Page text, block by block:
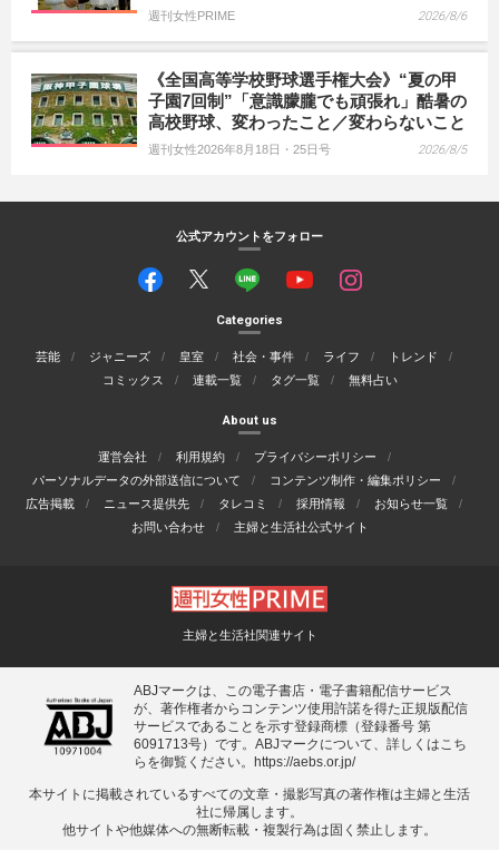
週刊女性PRIME 2026/8/6
《全国高等学校野球選手権大会》“夏の甲
子園7回制”「意識朦朧でも頑張れ」酷暑の
高校野球、変わったこと／変わらないこと
週刊女性2026年8月18日・25日号 2026/8/5
公式アカウントをフォロー
Categories
芸能 ジャニーズ 皇室 社会・事件 ライフ
トレンド
コミックス
連載一覧 タグ一覧 無料占い
About us
運営会社 利用規約
プライバシーポリシー
パーソナルデータの外部送信について
コンテンツ制作・編集ポリシー
広告掲載
ニュース提供先 タレコミ 採用情報
お知らせ一覧
お問い合わせ
主婦と生活社公式サイト
主婦と生活社関連サイト
ABJマークは、この電子書店・電子書籍配信サービス
が、著作権者からコンテンツ使用許諾を得た正規版配信
サービスであることを示す登録商標（登録番号 第
6091713号）です。ABJマークについて、詳しくはこち
らを御覧ください。
https://aebs.or.jp/
本サイトに掲載されているすべての⽂章・撮影写真の著作権は主婦と⽣活
社に帰属します。
他サイトや他媒体への無断転載・複製⾏為は固く禁⽌します。